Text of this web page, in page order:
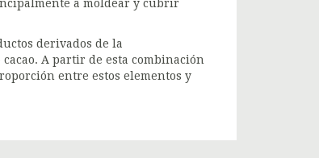
a moldear y cubrir
derivados de la
A partir de esta combinación
entre estos elementos y